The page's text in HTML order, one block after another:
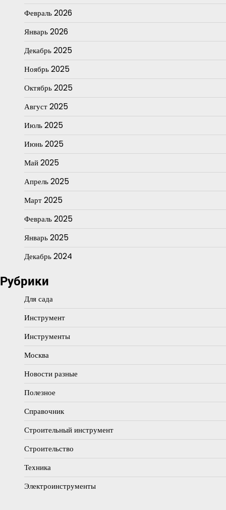
Февраль 2026
Январь 2026
Декабрь 2025
Ноябрь 2025
Октябрь 2025
Август 2025
Июль 2025
Июнь 2025
Май 2025
Апрель 2025
Март 2025
Февраль 2025
Январь 2025
Декабрь 2024
Рубрики
Для сада
Инструмент
Инструменты
Москва
Новости разные
Полезное
Справочник
Строительный инструмент
Строительство
Техника
Электроинструменты